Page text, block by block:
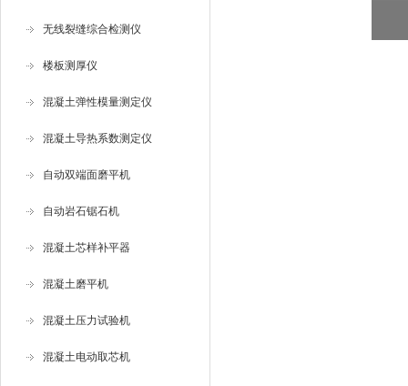
无线裂缝综合检测仪
楼板测厚仪
混凝土弹性模量测定仪
混凝土导热系数测定仪
自动双端面磨平机
自动岩石锯石机
混凝土芯样补平器
混凝土磨平机
混凝土压力试验机
混凝土电动取芯机